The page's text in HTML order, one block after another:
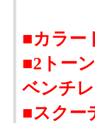
■カラ
■2トー
ベンチ
■スクー